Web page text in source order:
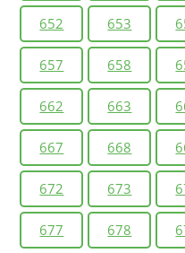
652 653
657 658
662 663
667 668
672 673
677 678